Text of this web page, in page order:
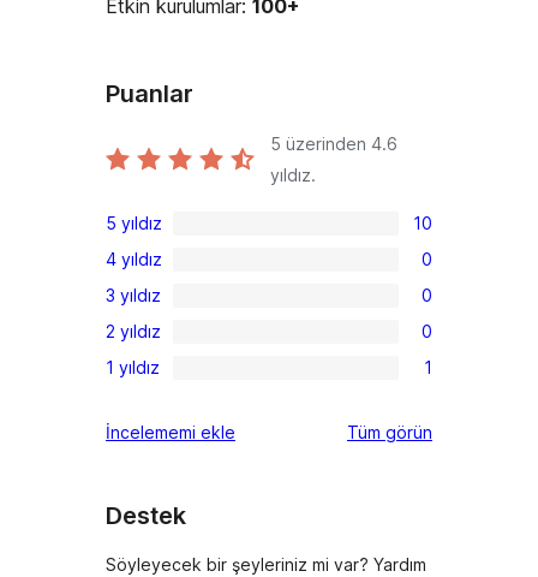
Etkin kurulumlar: 100+
Puanlar
5 üzerinden 4.6
yıldız.
10
5
yıldızlı
inceleme
5 yıldız 10
0
4
yıldızlı
inceleme
4 yıldız 0
0
3
yıldızlı
3 yıldız 0
0
2
inceleme
2 yıldız 0
1
yıldızlı
1 yıldız 1
İncelememi ekle Tüm değerlendirmeleri
görün
Destek
Söyleyecek bir şeyleriniz mi var? Yardım